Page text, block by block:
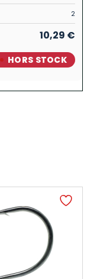
2
10,29 €
HORS STOCK